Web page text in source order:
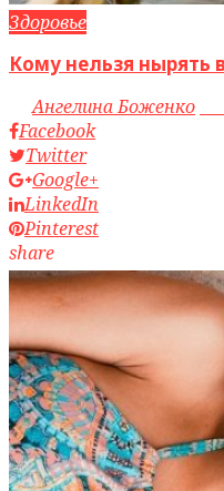
Здоровье
Кому нельзя нырять
byАнгелина Боженко
Facebook
Twitter
Google+
LinkedIn
Pinterest
share